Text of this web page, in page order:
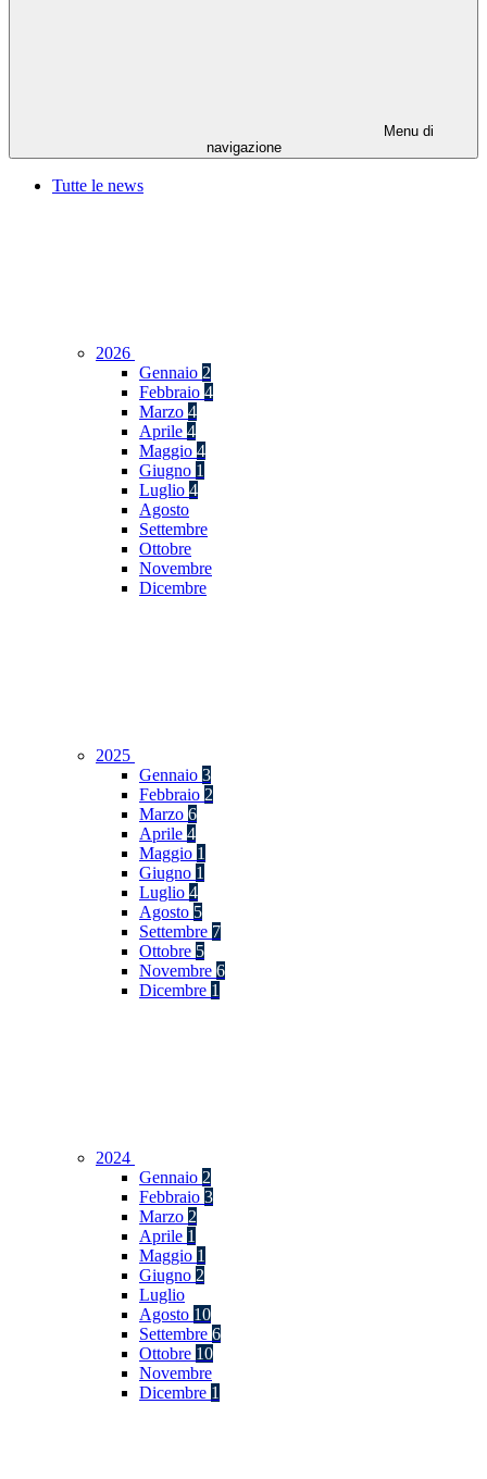
Menu di
navigazione
Tutte le news
2026
Gennaio 2
Febbraio 4
Marzo 4
Aprile 4
Maggio 4
Giugno 1
Luglio 4
Agosto
Settembre
Ottobre
Novembre
Dicembre
2025
Gennaio 3
Febbraio 2
Marzo 6
Aprile 4
Maggio 1
Giugno 1
Luglio 4
Agosto 5
Settembre 7
Ottobre 5
Novembre 6
Dicembre 1
2024
Gennaio 2
Febbraio 3
Marzo 2
Aprile 1
Maggio 1
Giugno 2
Luglio
Agosto 10
Settembre 6
Ottobre 10
Novembre
Dicembre 1